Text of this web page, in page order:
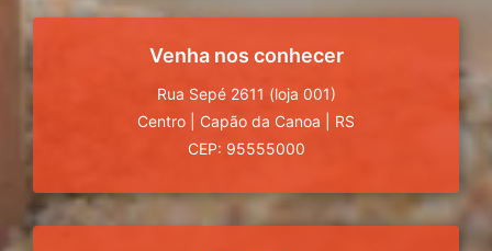
Venha nos conhecer
Rua Sepé 2611 (loja 001)
Centro
Capão da Canoa
RS
CEP: 95555000